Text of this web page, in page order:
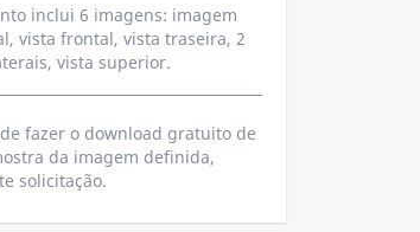
inclui 6 imagens: imagem
vista frontal, vista traseira, 2
vista superior.
fazer o download gratuito de
da imagem definida,
solicitação.